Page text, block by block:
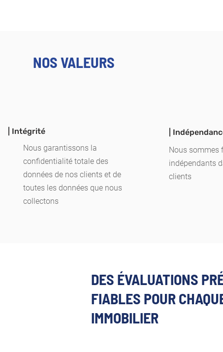
NOS VALEURS
| Intégrité
Nous garantissons la
confidentialité totale des
données de nos clients et de
toutes les données que nous
collectons
|
Nous sommes
indépendants
clients
DES ÉVALUATIONS
FIABLES POUR
IMMOBILIER